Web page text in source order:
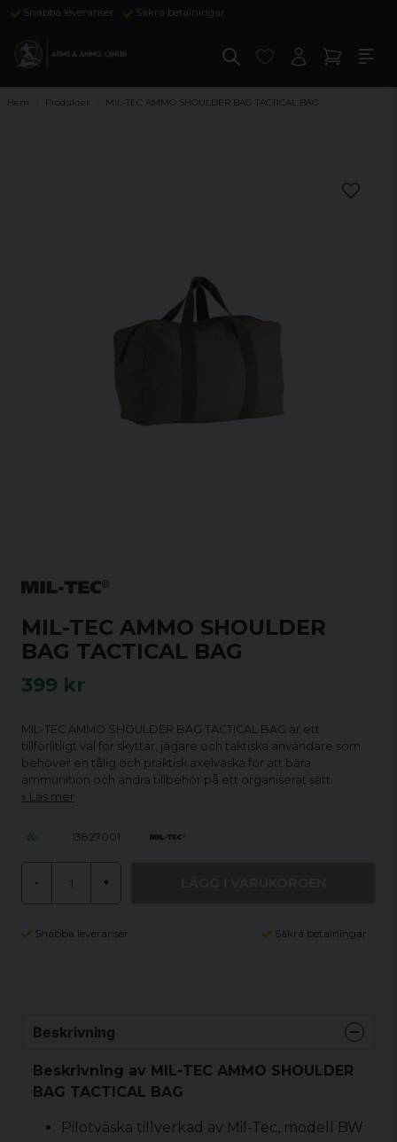
Snabba leveranser Säkra betalningar
Hem Produkter MIL-TEC AMMO SHOULDER BAG TACTICAL BAG
MIL-TEC AMMO SHOULDER
BAG TACTICAL BAG
399 kr
MIL-TEC AMMO SHOULDER BAG TACTICAL BAG är ett
tillförlitligt val för skyttar, jägare och taktiska användare som
behöver en tålig och praktisk axelväska för att bära
ammunition och andra tillbehör på ett organiserat sätt.
Läs mer
13827001
- +
Snabba leveranser Säkra betalningar
Beskrivning
Beskrivning av MIL-TEC AMMO SHOULDER
BAG TACTICAL BAG
Pilotväska tillverkad av Mil-Tec, modell BW